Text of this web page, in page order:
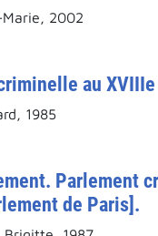
Marie, 2002
au
1985
Parlement
de Paris].